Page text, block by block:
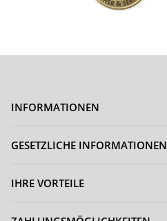
INFORMATIONEN
GESETZLICHE INFORMATIONEN
IHRE VORTEILE